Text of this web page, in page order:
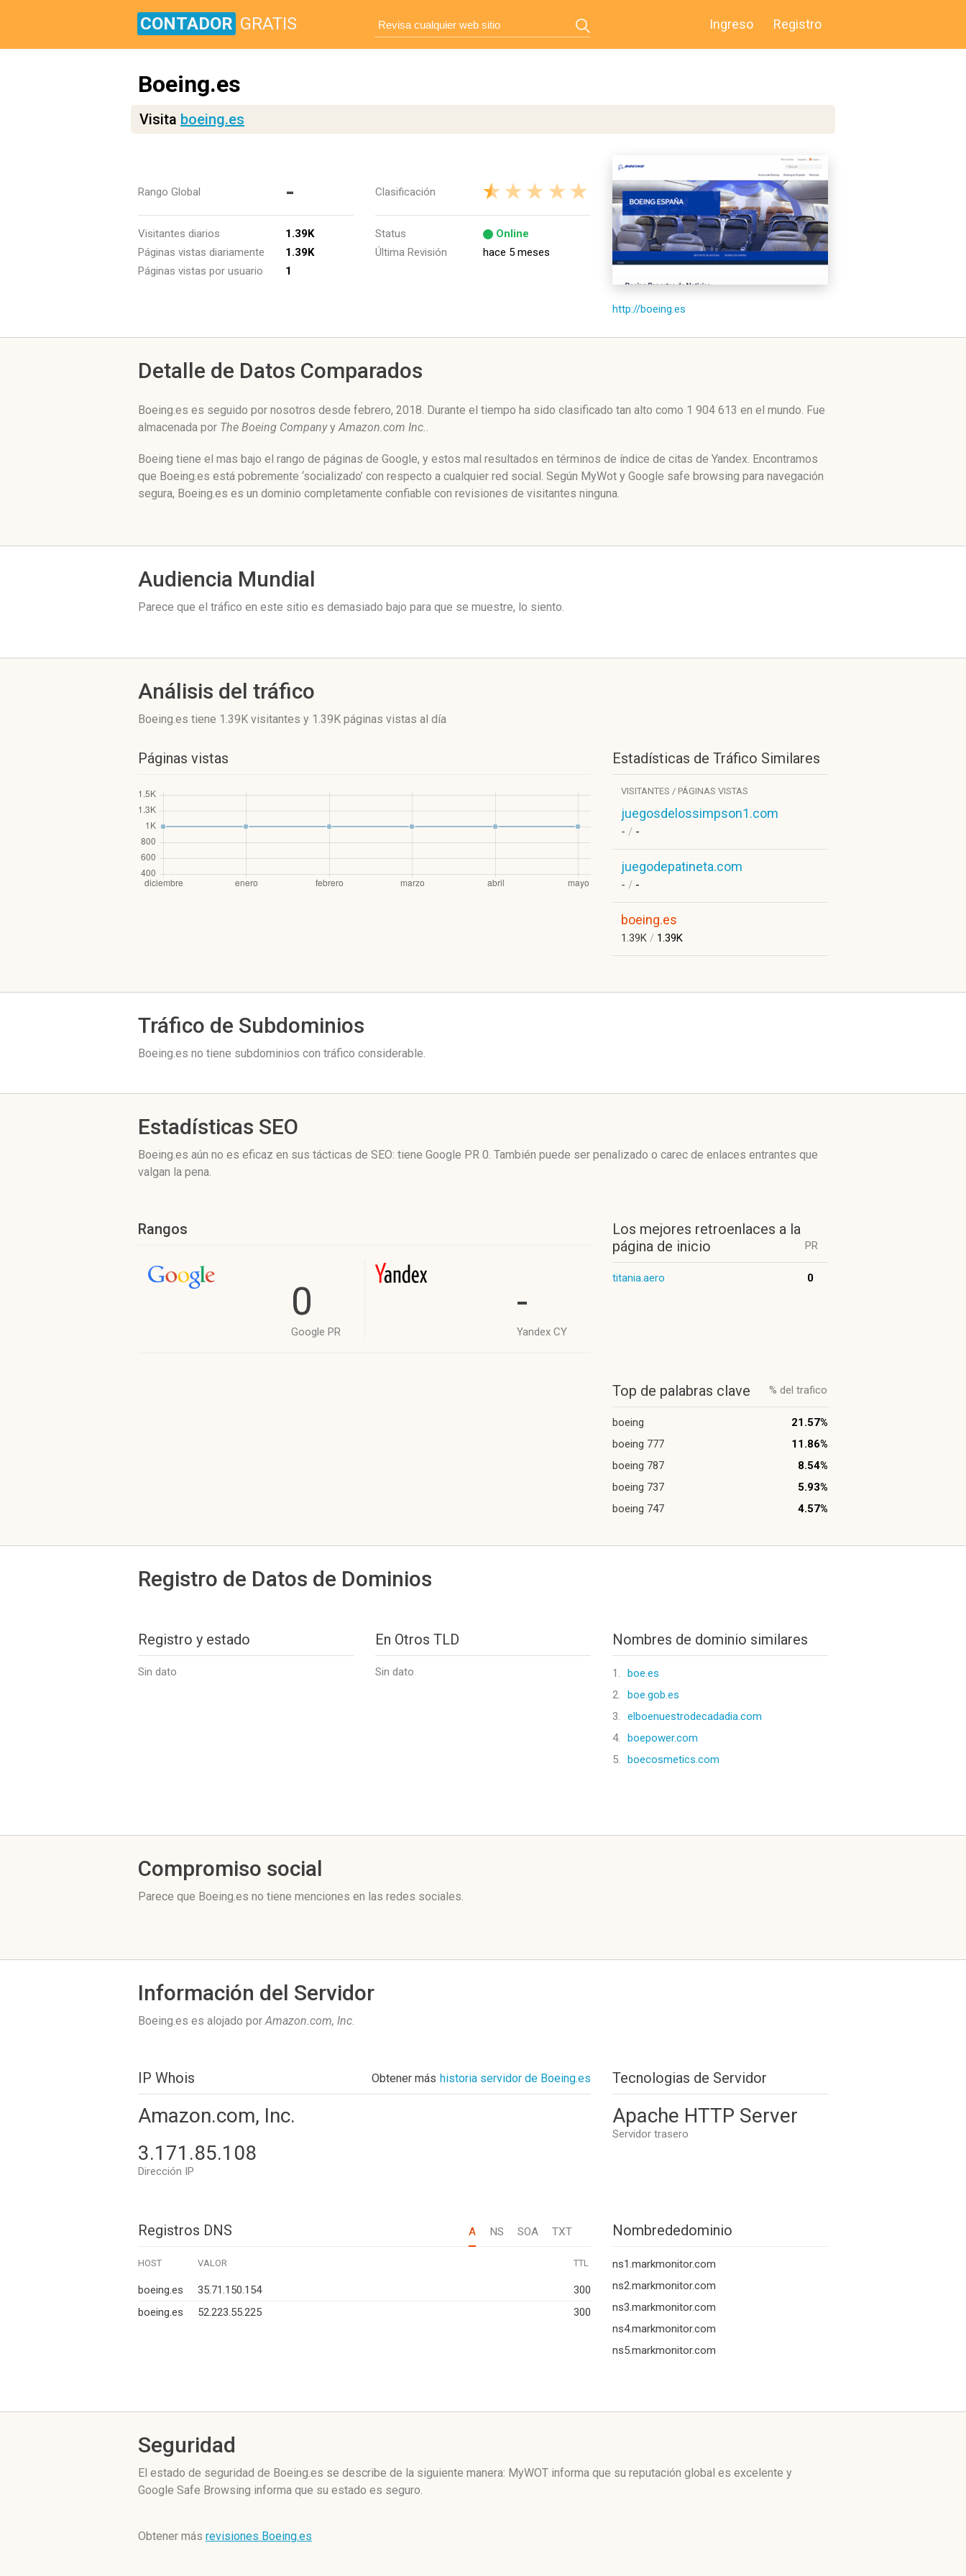
CONTADOR GRATIS Ingreso Registro
Boeing.es
Visita boeing.es
Rango Global -
Visitantes diarios
1.39K
Páginas vistas diariamente
1.39K
Páginas vistas por usuario
1
Clasificación
Status
Online
Última Revisión
hace 5 meses
http://boeing.es
Detalle de Datos Comparados
Boeing.es es seguido por nosotros desde febrero, 2018. Durante el tiempo ha sido clasificado tan alto como 1 904 613 en el mundo. Fue
almacenada por The Boeing CompanyyAmazon.com Inc..
Boeing tiene el mas bajo el rango de páginas de Google, y estos mal resultados en términos de índice de citas de Yandex. Encontramos
que Boeing.es está pobremente ‘socializado’ con respecto a cualquier red social. Según MyWot y Google safe browsing para navegación
segura, Boeing.es es un dominio completamente confiable con revisiones de visitantes ninguna.
Audiencia Mundial
Parece que el tráfico en este sitio es demasiado bajo para que se muestre, lo siento.
Análisis del tráfico
Boeing.es tiene 1.39K visitantes y 1.39K páginas vistas al día
Páginas vistas Estadísticas de Tráfico Similares
VISITANTES / PÁGINAS VISTAS
juegosdelossimpson1.com
- / -
juegodepatineta.com
- / -
boeing.es
1.39K / 1.39K
Tráfico de Subdominios
Boeing.es no tiene subdominios con tráfico considerable.
Estadísticas SEO
Boeing.es aún no es eficaz en sus tácticas de SEO: tiene Google PR 0. También puede ser penalizado o carec de enlaces entrantes que
valgan la pena.
Rangos
0
Google PR
-
Yandex CY
Los mejores retroenlaces a la
página de inicio
PR
titania.aero 0
Top de palabras clave % del trafico
boeing
21.57%
boeing 777
11.86%
boeing 787
8.54%
boeing 737
5.93%
boeing 747
4.57%
Registro de Datos de Dominios
Registro y estado
Sin dato
En Otros TLD
Sin dato
Nombres de dominio similares
1.
boe.es
2.
boe.gob.es
3.
elboenuestrodecadadia.com
4.
boepower.com
5.
boecosmetics.com
Compromiso social
Parece que Boeing.es no tiene menciones en las redes sociales.
Información del Servidor
Boeing.es es alojado porAmazon.com, Inc.
IP Whois Obtener más historia servidor de Boeing.es
Amazon.com, Inc.
3.171.85.108
Dirección IP
Tecnologias de Servidor
Apache HTTP Server
Servidor trasero
Registros DNS A NS SOA TXT Nombrededominio
ns1.markmonitor.com
ns2.markmonitor.com
ns3.markmonitor.com
ns4.markmonitor.com
ns5.markmonitor.com
HOST VALOR TTL
boeing.es 35.71.150.154
300
boeing.es
52.223.55.225 300
Seguridad
El estado de seguridad de Boeing.es se describe de la siguiente manera: MyWOT informa que su reputación global es excelente y
Google Safe Browsing informa que su estado es seguro.
Obtener más revisiones Boeing.es